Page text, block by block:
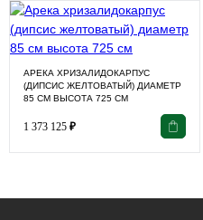
АРЕКА ХРИЗАЛИДОКАРПУС
(ДИПСИС ЖЕЛТОВАТЫЙ) ДИАМЕТР
85 СМ ВЫСОТА 725 СМ
1 373 125 ₽